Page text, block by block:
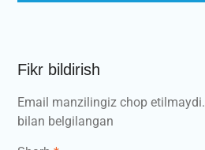
Fikr bildirish
Email manzilingiz chop etilmaydi.
bilan belgilangan